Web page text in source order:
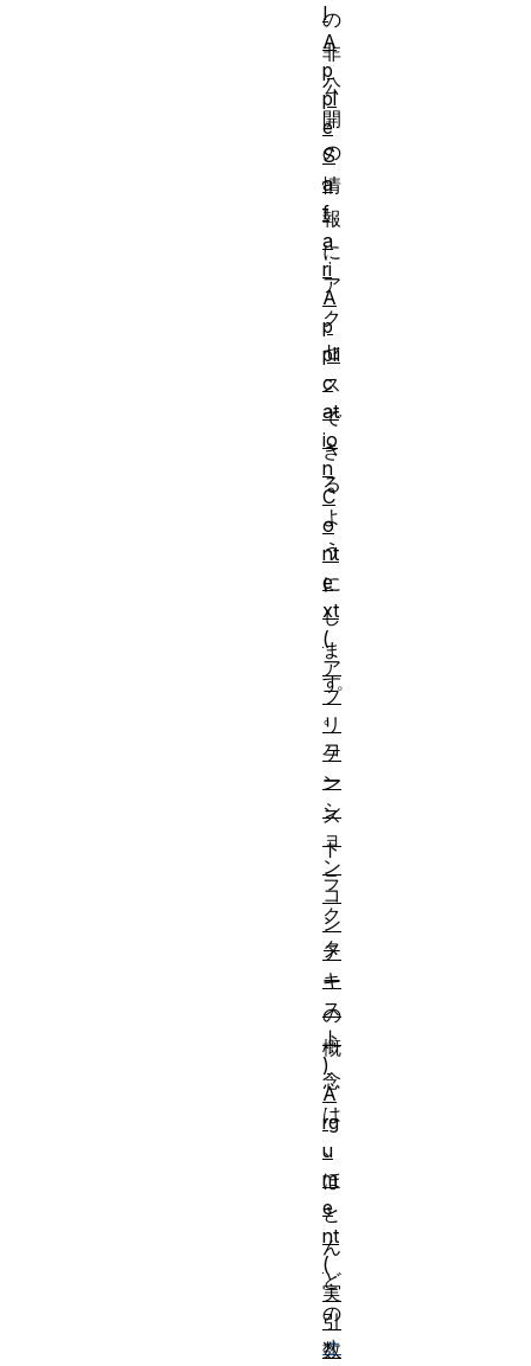
の
非
公
開
の
情
報
に
ア
ク
セ
ス
で
き
る
よ
う
に
し
ま
す
。
コ
ン
ス
ト
ラ
ク
タ
ー
の
概
念
は
、
ほ
と
ん
ど
の
オ
I
A
p
pl
e
S
a
f
a
ri
A
p
pli
c
at
io
n
C
o
nt
e
xt
(
ア
プ
リ
ケ
ー
シ
ョ
ン
コ
ン
テ
キ
ス
ト
)
A
rg
u
m
e
nt
(
実
引
数